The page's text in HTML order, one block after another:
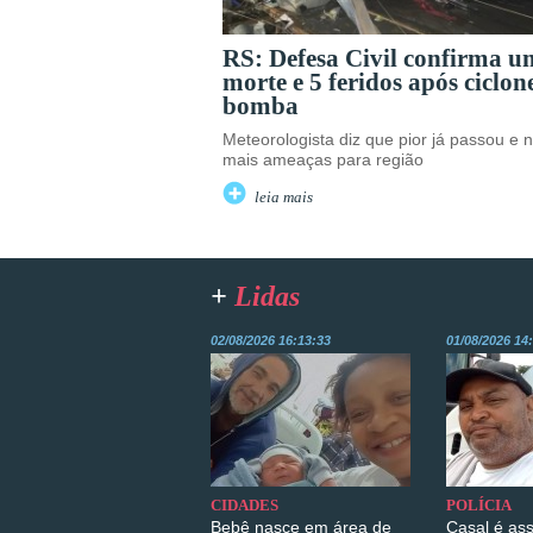
RS: Defesa Civil confirma
morte e 5 feridos após
bomba
Meteorologista diz que pior já passou e
mais ameaças para região
leia mais
+ Lidas
02/08/2026 16:13:33
CIDADES
Bebê nasce em área de
01/08/2026
POLÍCIA
Casal é